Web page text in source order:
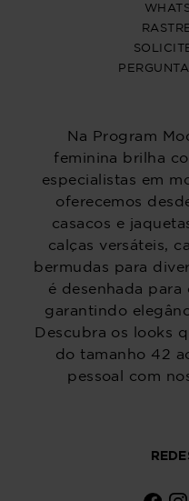
Na Program
feminina brilha
especialistas em
oferecemos
casacos e
calças versáteis,
bermudas para
é desenhada para
garantindo
Descubra os looks
do tamanho 42
pessoal com